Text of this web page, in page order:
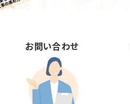
お問い合わせ